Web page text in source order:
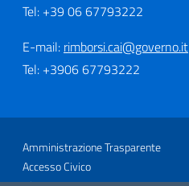
Tel: +39 06 67793222
E-mail: rimborsi.cai@governo.it
Tel: +3906 67793222
Sezione Link Utili
Amministrazione Trasparente
Accesso Civico